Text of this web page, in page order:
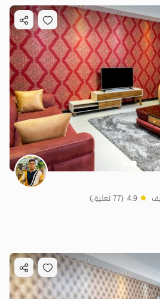
4.9 (77 تعليق)